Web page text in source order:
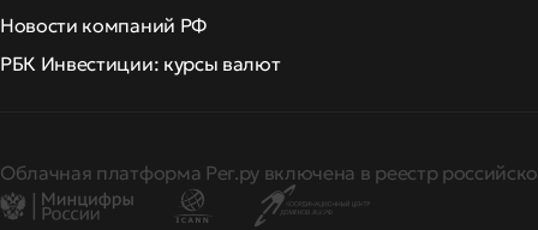
Новости компаний РФ
РБК Инвестиции: курсы валют
Облачная платформа Рег.ру включена в реестр